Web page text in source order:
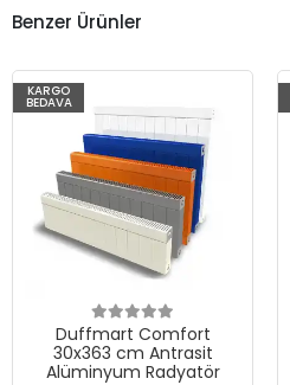
Benzer Ürünler
KARGO
BEDAVA
Duffmart Comfort
30x363 cm Antrasit
Alüminyum Radyatör